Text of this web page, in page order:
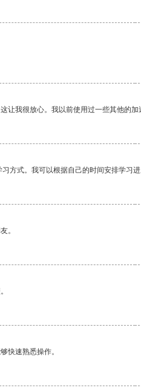
我很放心。我以前使用过一些其他的
方式。我可以根据自己的时间安排学习进
。
快速熟悉操作。